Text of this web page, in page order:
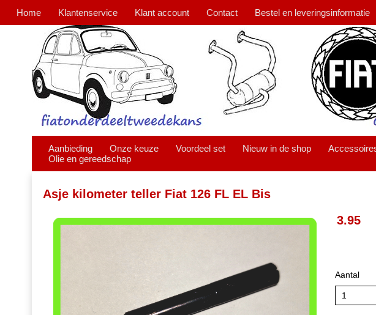
Home Klantenservice Klant account Contact Bestel en leveringsinformatie
Aanbieding Onze keuze Voordeel set Nieuw in de shop
Olie en gereedschap
Asje kilometer teller Fiat 126 FL EL Bis
3.95
Aantal